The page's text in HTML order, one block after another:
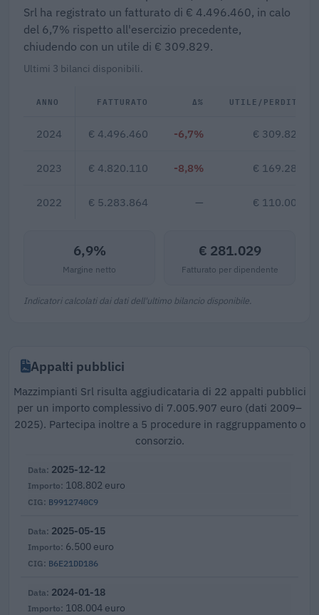
Srl ha registrato un fatturato di € 4.496.460, in calo
del 6,7% rispetto all'esercizio precedente,
chiudendo con un utile di € 309.829.
Ultimi 3 bilanci disponibili.
ANNO FATTURATO Δ% UTILE/PERDITA
2024 € 4.496.460 -6,7% € 309.829
2023 € 4.820.110 -8,8% € 169.288
2022 € 5.283.864 — € 110.000
6,9%
Margine netto
€ 281.029
Fatturato per dipendente
Indicatori calcolati dai dati dell'ultimo bilancio disponibile.
Appalti pubblici
Mazzimpianti Srl risulta aggiudicataria di 22 appalti pubblici
per un importo complessivo di 7.005.907 euro (dati 2009–
2025). Partecipa inoltre a 5 procedure in raggruppamento o
consorzio.
B9912740C9
2025-12-12
108.802 euro
B6E21DD186
2025-05-15
6.500 euro
2024-01-18
108.004 euro